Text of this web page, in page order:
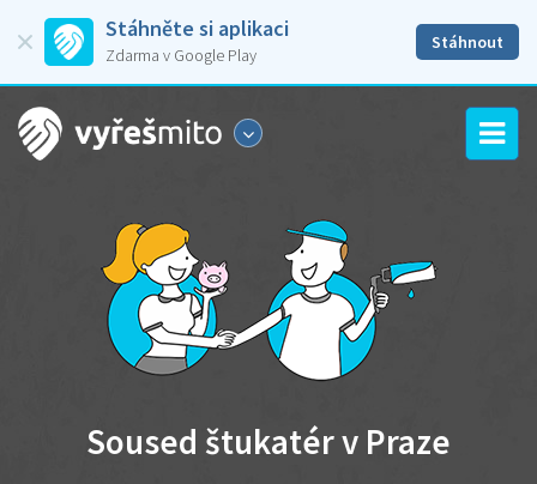
Stáhněte si aplikaci
Zdarma v Google Play
Stáhnout
Soused štukatér v Praze